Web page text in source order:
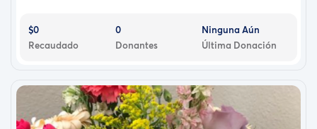
$0
Recaudado
0
Donantes
Ninguna Aún
Última Donación